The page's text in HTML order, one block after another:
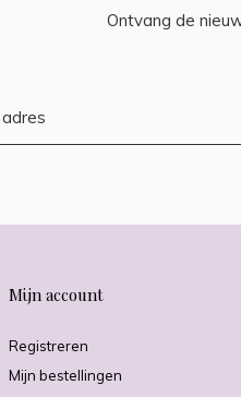
Ontvang de
Mijn account
Registreren
Mijn bestellingen